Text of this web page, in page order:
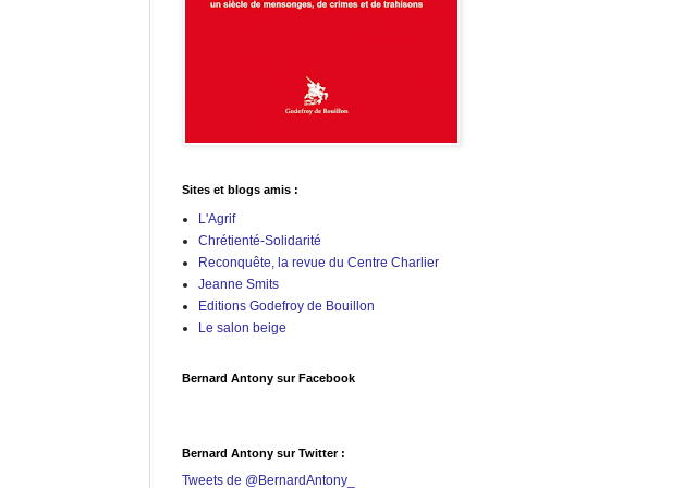
Sites et blogs amis :
L'Agrif
Chrétienté-Solidarité
Reconquête, la revue du Centre Charlier
Jeanne Smits
Editions Godefroy de Bouillon
Le salon beige
Bernard Antony sur Facebook
Bernard Antony sur Twitter :
Tweets de @BernardAntony_